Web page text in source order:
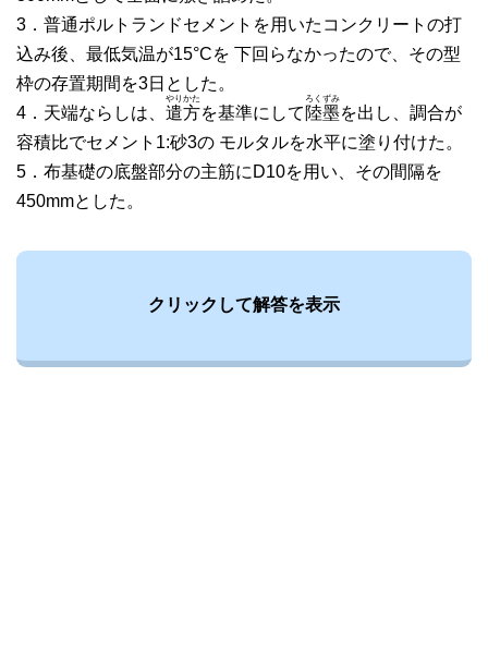
3．普通ポルトランドセメントを用いたコンクリートの打
込み後、最低気温が15°Cを 下回らなかったので、その型
枠の存置期間を3日とした。
4．天端ならしは、 遣方
やりかた
を基準にして 陸墨
ろくずみ
を出し、調合が
容積比でセメント1:砂3の モルタルを水平に塗り付けた。
5．布基礎の底盤部分の主筋にD10を用い、その間隔を
450mmとした。
クリックして解答を表示